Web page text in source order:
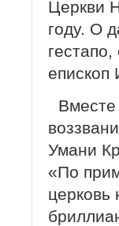
Церкви
году. О
епископ
Умани
«По